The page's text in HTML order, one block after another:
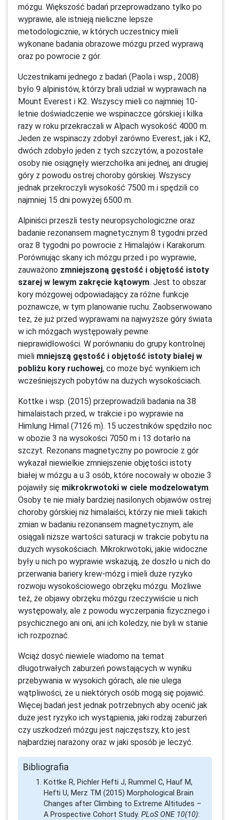
mózgu. Większość badań przeprowadzano tylko po
wyprawie, ale istnieją nieliczne lepsze
metodologicznie, w których uczestnicy mieli
wykonane badania obrazowe mózgu przed wyprawą
oraz po powrocie z gór.
Uczestnikami jednego z badań (Paola i wsp., 2008)
było 9 alpinistów, którzy brali udział w wyprawach na
Mount Everest i K2. Wszyscy mieli co najmniej 10-
letnie doświadczenie we wspinaczce górskiej i kilka
razy w roku przekraczali w Alpach wysokość 4000 m.
Jeden ze wspinaczy zdobył zarówno Everest, jak i K2,
dwóch zdobyło jeden z tych szczytów, a pozostałe
osoby nie osiągnęły wierzchołka ani jednej, ani drugiej
góry z powodu ostrej choroby górskiej. Wszyscy
jednak przekroczyli wysokość 7500 m i spędzili co
najmniej 15 dni powyżej 6500 m.
Alpiniści przeszli testy neuropsychologiczne oraz
badanie rezonansem magnetycznym 8 tygodni przed
oraz 8 tygodni po powrocie z Himalajów i Karakorum.
Porównując skany ich mózgu przed i po wyprawie,
zauważono zmniejszoną gęstość i objętość istoty
szarej w lewym zakręcie kątowym. Jest to obszar
kory mózgowej odpowiadający za różne funkcje
poznawcze, w tym planowanie ruchu. Zaobserwowano
też, że już przed wyprawami na najwyższe góry świata
w ich mózgach występowały pewne
nieprawidłowości. W porównaniu do grupy kontrolnej
mieli mniejszą gęstość i objętość istoty białej w
pobliżu kory ruchowej, co może być wynikiem ich
wcześniejszych pobytów na dużych wysokościach.
Kottke i wsp. (2015) przeprowadzili badania na 38
himalaistach przed, w trakcie i po wyprawie na
Himlung Himal (7126 m). 15 uczestników spędziło noc
w obozie 3 na wysokości 7050 m i 13 dotarło na
szczyt. Rezonans magnetyczny po powrocie z gór
wykazał niewielkie zmniejszenie objętości istoty
białej w mózgu a u 3 osób, które nocowały w obozie 3
pojawiły się mikrokrwotoki w ciele modzelowatym.
Osoby te nie miały bardziej nasilonych objawów ostrej
choroby górskiej niż himalaiści, którzy nie mieli takich
zmian w badaniu rezonansem magnetycznym, ale
osiągali niższe wartości saturacji w trakcie pobytu na
dużych wysokościach. Mikrokrwotoki, jakie widoczne
były u nich po wyprawie wskazują, że doszło u nich do
przerwania bariery krew-mózg i mieli duże ryzyko
rozwoju wysokościowego obrzęku mózgu. Możliwe
też, że objawy obrzęku mózgu rzeczywiście u nich
występowały, ale z powodu wyczerpania fizycznego i
psychicznego ani oni, ani ich koledzy, nie byli w stanie
ich rozpoznać.
Wciąż dosyć niewiele wiadomo na temat
długotrwałych zaburzeń powstających w wyniku
przebywania w wysokich górach, ale nie ulega
wątpliwości, że u niektórych osób mogą się pojawić.
Więcej badań jest jednak potrzebnych aby ocenić jak
duże jest ryzyko ich wystąpienia, jaki rodzaj zaburzeń
czy uszkodzeń mózgu jest najczęstszy, kto jest
najbardziej narażony oraz w jaki sposób je leczyć.
Bibliografia
Kottke R, Pichler Hefti J, Rummel C, Hauf M,
Hefti U, Merz TM (2015) Morphological Brain
Changes after Climbing to Extreme Altitudes –
A Prospective Cohort Study. PLoS ONE 10(10):